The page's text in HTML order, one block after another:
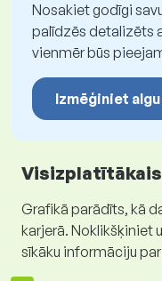
Nosakiet godīgi
palīdzēs detalizēts
vienmēr būs
Izmēģiniet
Grafikā parādīts, kā
karjerā. Noklikšķiniet
sīkāku informāciju